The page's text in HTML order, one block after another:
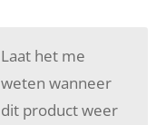
Laat het me
weten wanneer
dit product weer